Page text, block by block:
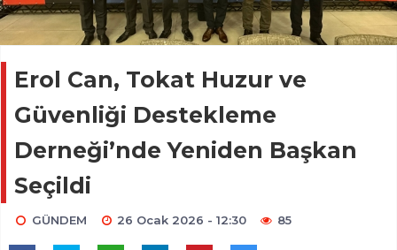
Erol Can, Tokat Huzur ve
Güvenliği Destekleme
Derneği’nde Yeniden Başkan
Seçildi
GÜNDEM 26 Ocak 2026 - 12:30 85